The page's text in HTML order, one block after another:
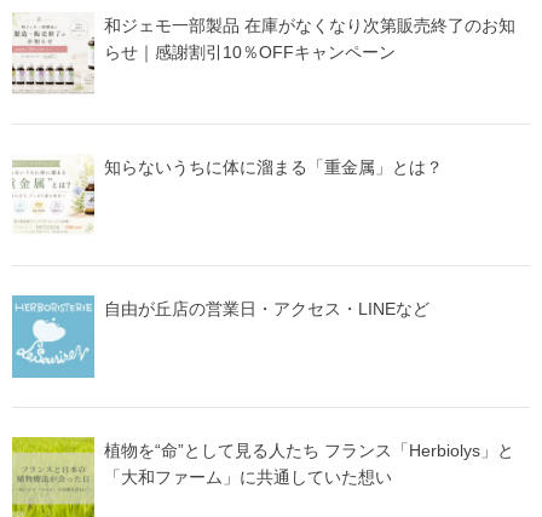
和ジェモ一部製品 在庫がなくなり次第販売終了のお知
らせ｜感謝割引10％OFFキャンペーン
知らないうちに体に溜まる「重金属」とは？
自由が丘店の営業日・アクセス・LINEなど
植物を“命”として見る人たち フランス「Herbiolys」と
「大和ファーム」に共通していた想い